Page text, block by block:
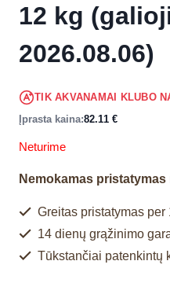
12 kg
2026.08.06)
TIK AKVANAMAI KLUBO
Įprasta kaina:82.11 €
Neturime
Nemokamas pristatymas
Greitas pristatymas per
14 dienų grąžinimo
Tūkstančiai patenkintų